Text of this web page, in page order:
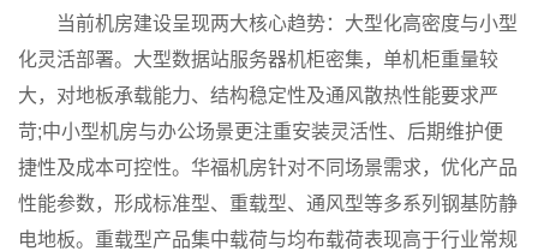
当前机房建设呈现两大核心趋势：大型化高密度与小型
化灵活部署。大型数据站服务器机柜密集，单机柜重量较
大，对地板承载能力、结构稳定性及通风散热性能要求严
苛;中小型机房与办公场景更注重安装灵活性、后期维护便
捷性及成本可控性。华福机房针对不同场景需求，优化产品
性能参数，形成标准型、重载型、通风型等多系列钢基防静
电地板。重载型产品集中载荷与均布载荷表现高于行业常规